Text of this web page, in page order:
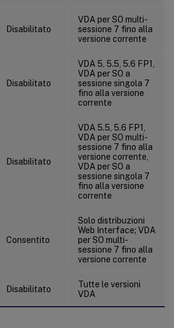
Disabilitato
VDA per SO multi-
sessione 7 fino alla
versione corrente
Disabilitato
VDA 5, 5.5, 5.6 FP1,
VDA per SO a
sessione singola 7
fino alla versione
corrente
Disabilitato
VDA 5.5, 5.6 FP1,
VDA per SO multi-
sessione 7 fino alla
versione corrente,
VDA per SO a
sessione singola 7
fino alla versione
corrente
Consentito
Solo distribuzioni
Web Interface; VDA
per SO multi-
sessione 7 fino alla
versione corrente
Disabilitato
Tutte le versioni
VDA